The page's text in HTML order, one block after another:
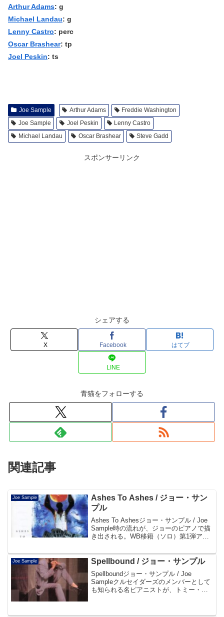
Arthur Adams: g
Michael Landau: g
Lenny Castro: perc
Oscar Brashear: tp
Joel Peskin: ts
Joe Sample Arthur Adams
Freddie Washington
Joe Sample
Joel Peskin
Lenny Castro
Michael Landau
Oscar Brashear Steve Gadd
スポンサーリンク
シェアする
X Facebook はてブ
LINE
青猫をフォローする
関連記事
Joe Sample
Ashes To Ashes / ジョー・​サン
プル
Ashes To Ashesジョー・​サンプル / Joe
Sample時の流れが、ジョーのピアノで描
き出される。WB移籍（ソロ）第1弾アル
のセカンド・アルバム完成！マーカス・
ミラーとオマー・ハキムとい...
Joe Sample Spellbound / ジョー・サンプル
Spellboundジョー・サンプル / Joe
Sampleクルセイダーズのメンバーとして
も知られる名ピアニストが、トミー・リ